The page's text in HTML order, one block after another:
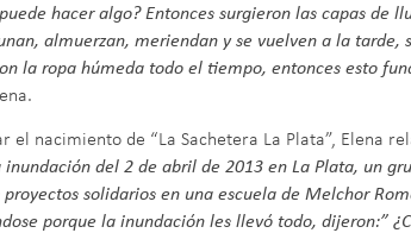
hacer algo? Entonces surgieron las capas de
almuerzan, meriendan y se vuelven a la tarde,
la ropa húmeda todo el tiempo, entonces esto
el nacimiento de “La Sachetera La Plata”, Elena
inundación del 2 de abril de 2013 en La Plata, un
solidarios en una escuela de Melchor
porque la inundación les llevó todo, dijeron:”